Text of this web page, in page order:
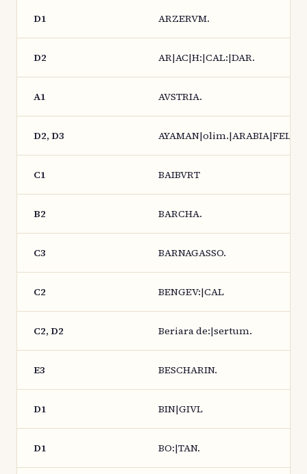
D1 ARZERVM.
D2 AR|AC|H:|CAL:|DAR.
A1 AVSTRIA.
D2, D3 AYAMAN|olim.|ARABIA|FELIX
C1 BAIBVRT
B2 BARCHA.
C3 BARNAGASSO.
C2 BENGEV:|CAL
C2, D2 Beriara de:|sertum.
E3 BESCHARIN.
D1 BIN|GIVL
D1 BO:|TAN.